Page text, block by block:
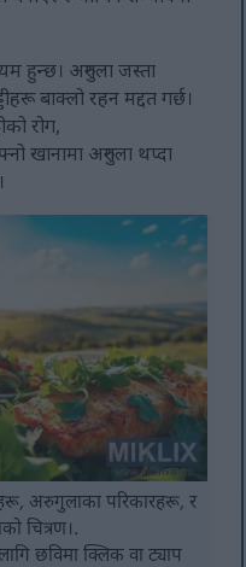
हुन्छ। अरुगुला जस्ता
बाक्लो रहन मद्दत गर्छ।
रोग,
खानामा अरुगुला थप्दा
अरुगुलाका परिकारहरू, र
चित्रण।.
छविमा क्लिक वा ट्याप